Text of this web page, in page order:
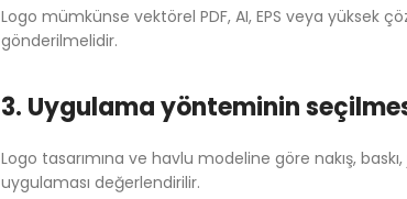
Logo mümkünse vektörel PDF, AI, EPS veya yüksek
gönderilmelidir.
3. Uygulama yönteminin
Logo tasarımına ve havlu modeline göre nakış,
uygulaması değerlendirilir.